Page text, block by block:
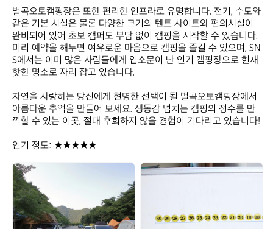
벌곡오토캠핑장은 또한 편리한 인프라로 유명합니다. 전기, 수도와
같은 기본 시설은 물론 다양한 크기의 텐트 사이트와 편의시설이
완비되어 있어 초보 캠퍼도 부담 없이 캠핑을 시작할 수 있습니다.
미리 예약을 해두면 여유로운 마음으로 캠핑을 즐길 수 있으며, SN
S에서는 이미 많은 사람들에게 입소문이 난 인기 캠핑장으로 현재
핫한 명소로 자리 잡고 있습니다.
자연을 사랑하는 당신에게 현명한 선택이 될 벌곡오토캠핑장에서
아름다운 추억을 만들어 보세요. 생동감 넘치는 캠핑의 정수를 만
끽할 수 있는 이곳, 절대 후회하지 않을 경험이 기다리고 있습니다!
인기 정도: ★★★★★
벌
곡
오
토
캠
벌
곡